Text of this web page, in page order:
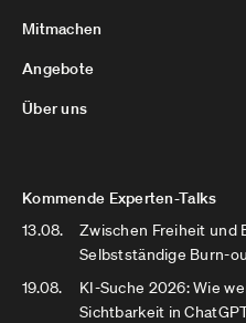
Mitmachen
Angebote
Über uns
Kommende Experten-Talks
13.08.
Zwischen Freiheit und
Selbstständige Burn-
19.08.
KI-Suche 2026: Wie
Sichtbarkeit in